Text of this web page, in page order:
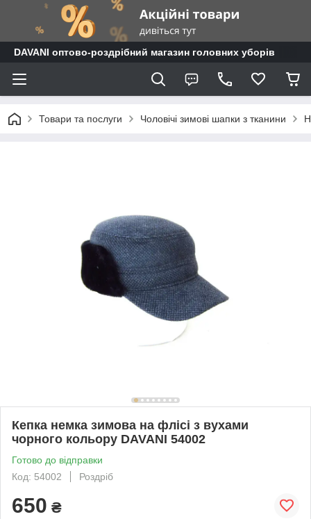
DAVANI оптово-роздрібний магазин головних уборів
Товари та послуги Чоловічі зимові шапки з тканини
Кепка немка зимова на флісі з вухами
чорного кольору DAVANI 54002
Готово до відправки
Код: 54002
Роздріб
650 ₴